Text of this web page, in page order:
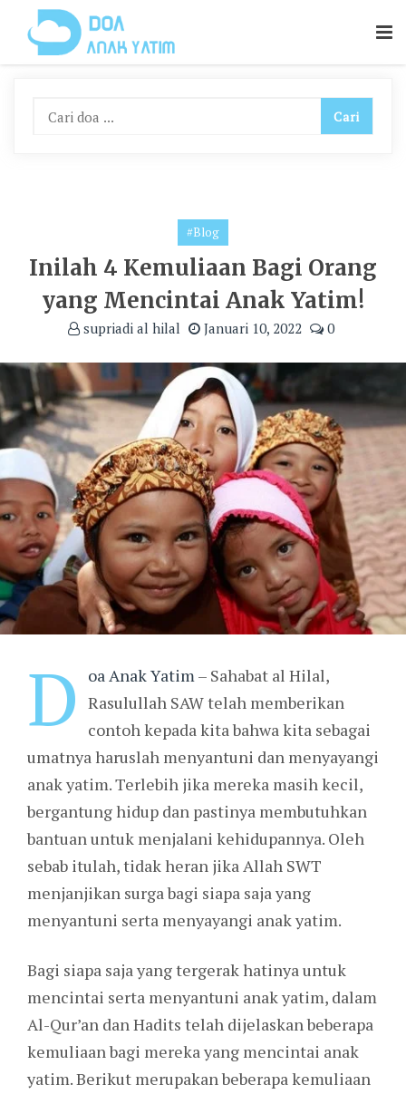
Content
#Blog
Inilah 4 Kemuliaan Bagi Orang
yang Mencintai Anak Yatim!
supriadi al hilal Januari 10, 2022 0
D oa Anak Yatim– Sahabat al Hilal,
Rasulullah SAW telah memberikan
contoh kepada kita bahwa kita sebagai
umatnya haruslah menyantuni dan menyayangi
anak yatim. Terlebih jika mereka masih kecil,
bergantung hidup dan pastinya membutuhkan
bantuan untuk menjalani kehidupannya. Oleh
sebab itulah, tidak heran jika Allah SWT
menjanjikan surga bagi siapa saja yang
menyantuni serta menyayangi anak yatim.
Bagi siapa saja yang tergerak hatinya untuk
mencintai serta menyantuni anak yatim, dalam
Al-Qur’an dan Hadits telah dijelaskan beberapa
kemuliaan bagi mereka yang mencintai anak
yatim. Berikut merupakan beberapa kemuliaan